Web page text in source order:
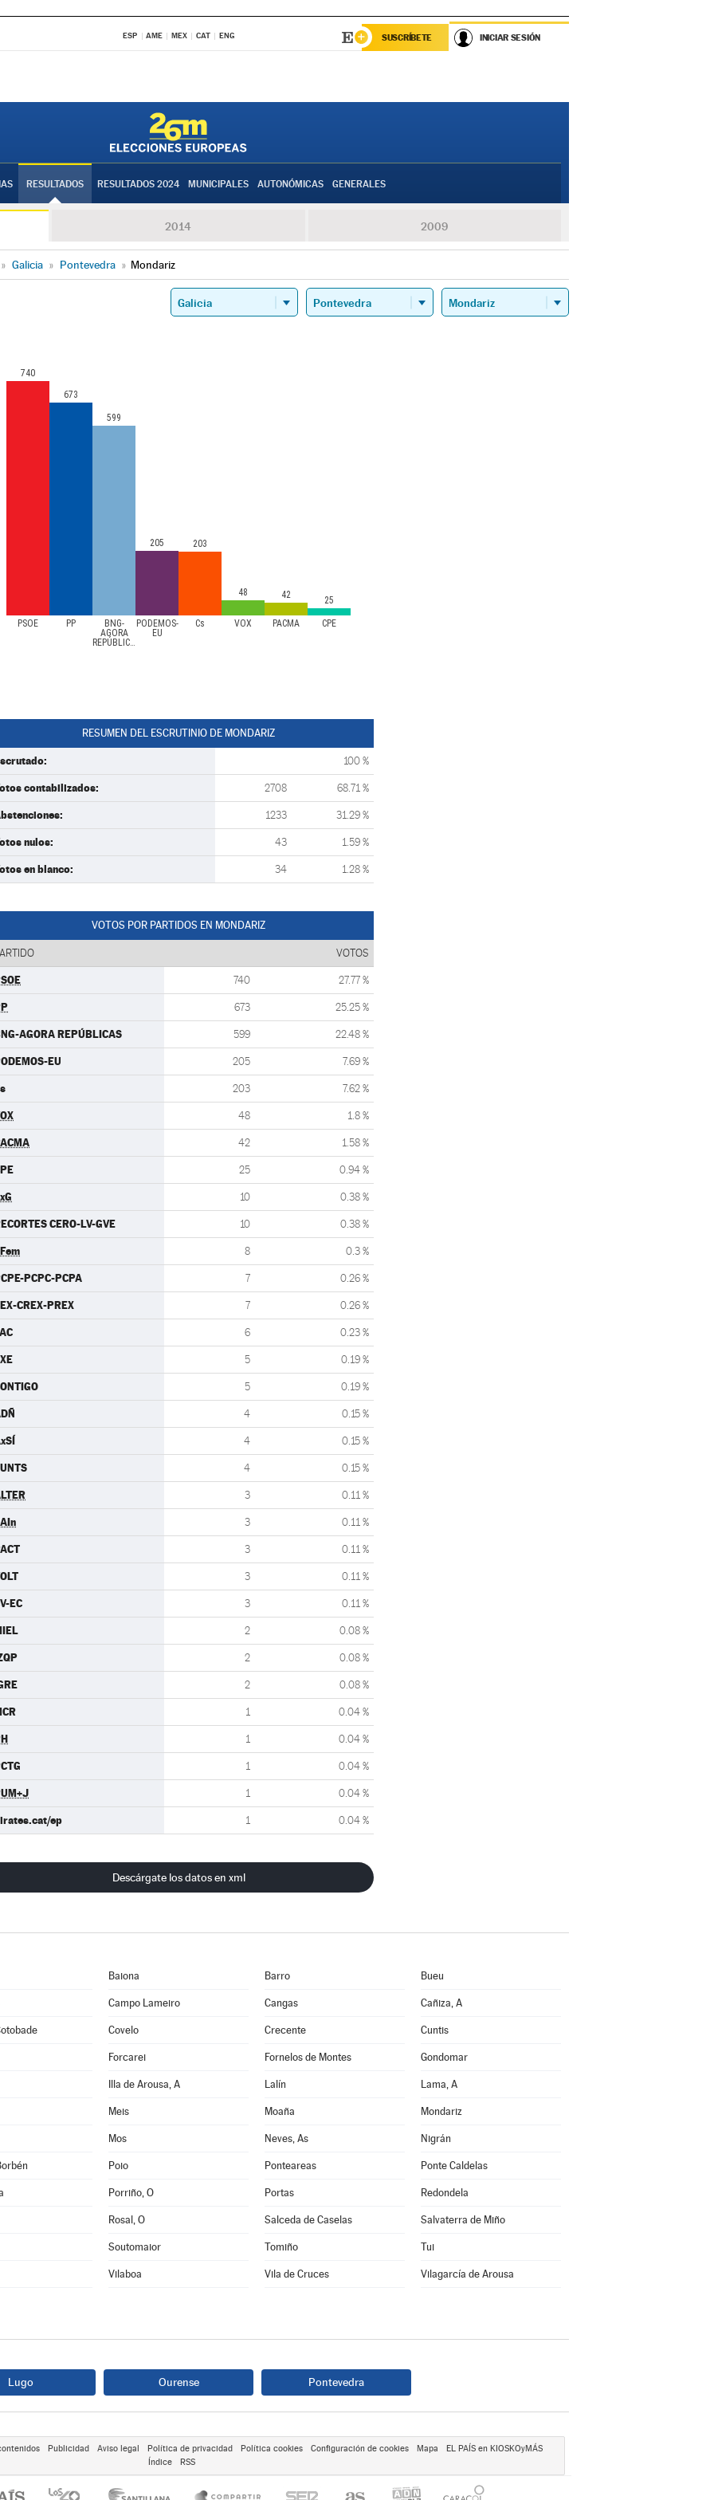
ESP AME MEX CAT ENG SUSCRÍBETE INICIAR SESIÓN
RESULTADOS RESULTADOS 2024 MUNICIPALES AUTONÓMICAS GENERALES
2014 2009
» Galicia » Pontevedra » Mondariz
PSOE PP
BNG-
AGORA
REPÚBLICAS
PODEMOS-
EU
Cs VOX PACMA CPE
740
673
599
205 203
48 42 25
RESUMEN DEL ESCRUTINIO DE MONDARIZ
100 %
contabilizados: 2708 68.71 %
1233 31.29 %
nulos: 43 1.59 %
en blanco: 34 1.28 %
VOTOS POR PARTIDOS EN MONDARIZ
VOTOS
740 27.77 %
673 25.25 %
AGORA REPÚBLICAS 599 22.48 %
EU 205 7.69 %
203 7.62 %
48 1.8 %
42 1.58 %
25 0.94 %
10 0.38 %
CERO-LV-GVE 10 0.38 %
8 0.3 %
PCPC-PCPA 7 0.26 %
CREX-PREX 7 0.26 %
6 0.23 %
5 0.19 %
5 0.19 %
4 0.15 %
4 0.15 %
4 0.15 %
3 0.11 %
3 0.11 %
3 0.11 %
3 0.11 %
EC 3 0.11 %
2 0.08 %
2 0.08 %
2 0.08 %
1 0.04 %
1 0.04 %
1 0.04 %
1 0.04 %
ep 1 0.04 %
Descárgate los datos en xml
Baiona Barro Bueu
Campo Lameiro Cangas Cañiza, A
Covelo Crecente Cuntis
Forcarei Fornelos de Montes Gondomar
Illa de Arousa, A Lalín Lama, A
Meis Moaña Mondariz
Mos Neves, As Nigrán
Poio Ponteareas Ponte Caldelas
Porriño, O Portas Redondela
Rosal, O Salceda de Caselas Salvaterra de Miño
Soutomaior Tomiño Tui
Vilaboa Vila de Cruces Vilagarcía de Arousa
Lugo Ourense Pontevedra
Publicidad Aviso legal Política de privacidad Política cookies Configuración de cookies Mapa
EL PAÍS en KIOSKOyMÁS
Índice
RSS